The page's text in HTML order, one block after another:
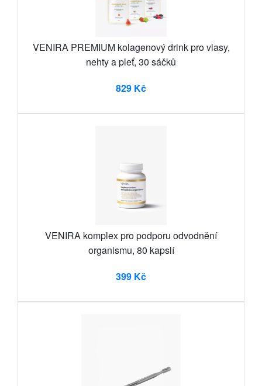
VENIRA PREMIUM kolagenový drink pro vlasy,
nehty a pleť, 30 sáčků
829 Kč
VENIRA komplex pro podporu odvodnění
organismu, 80 kapslí
399 Kč